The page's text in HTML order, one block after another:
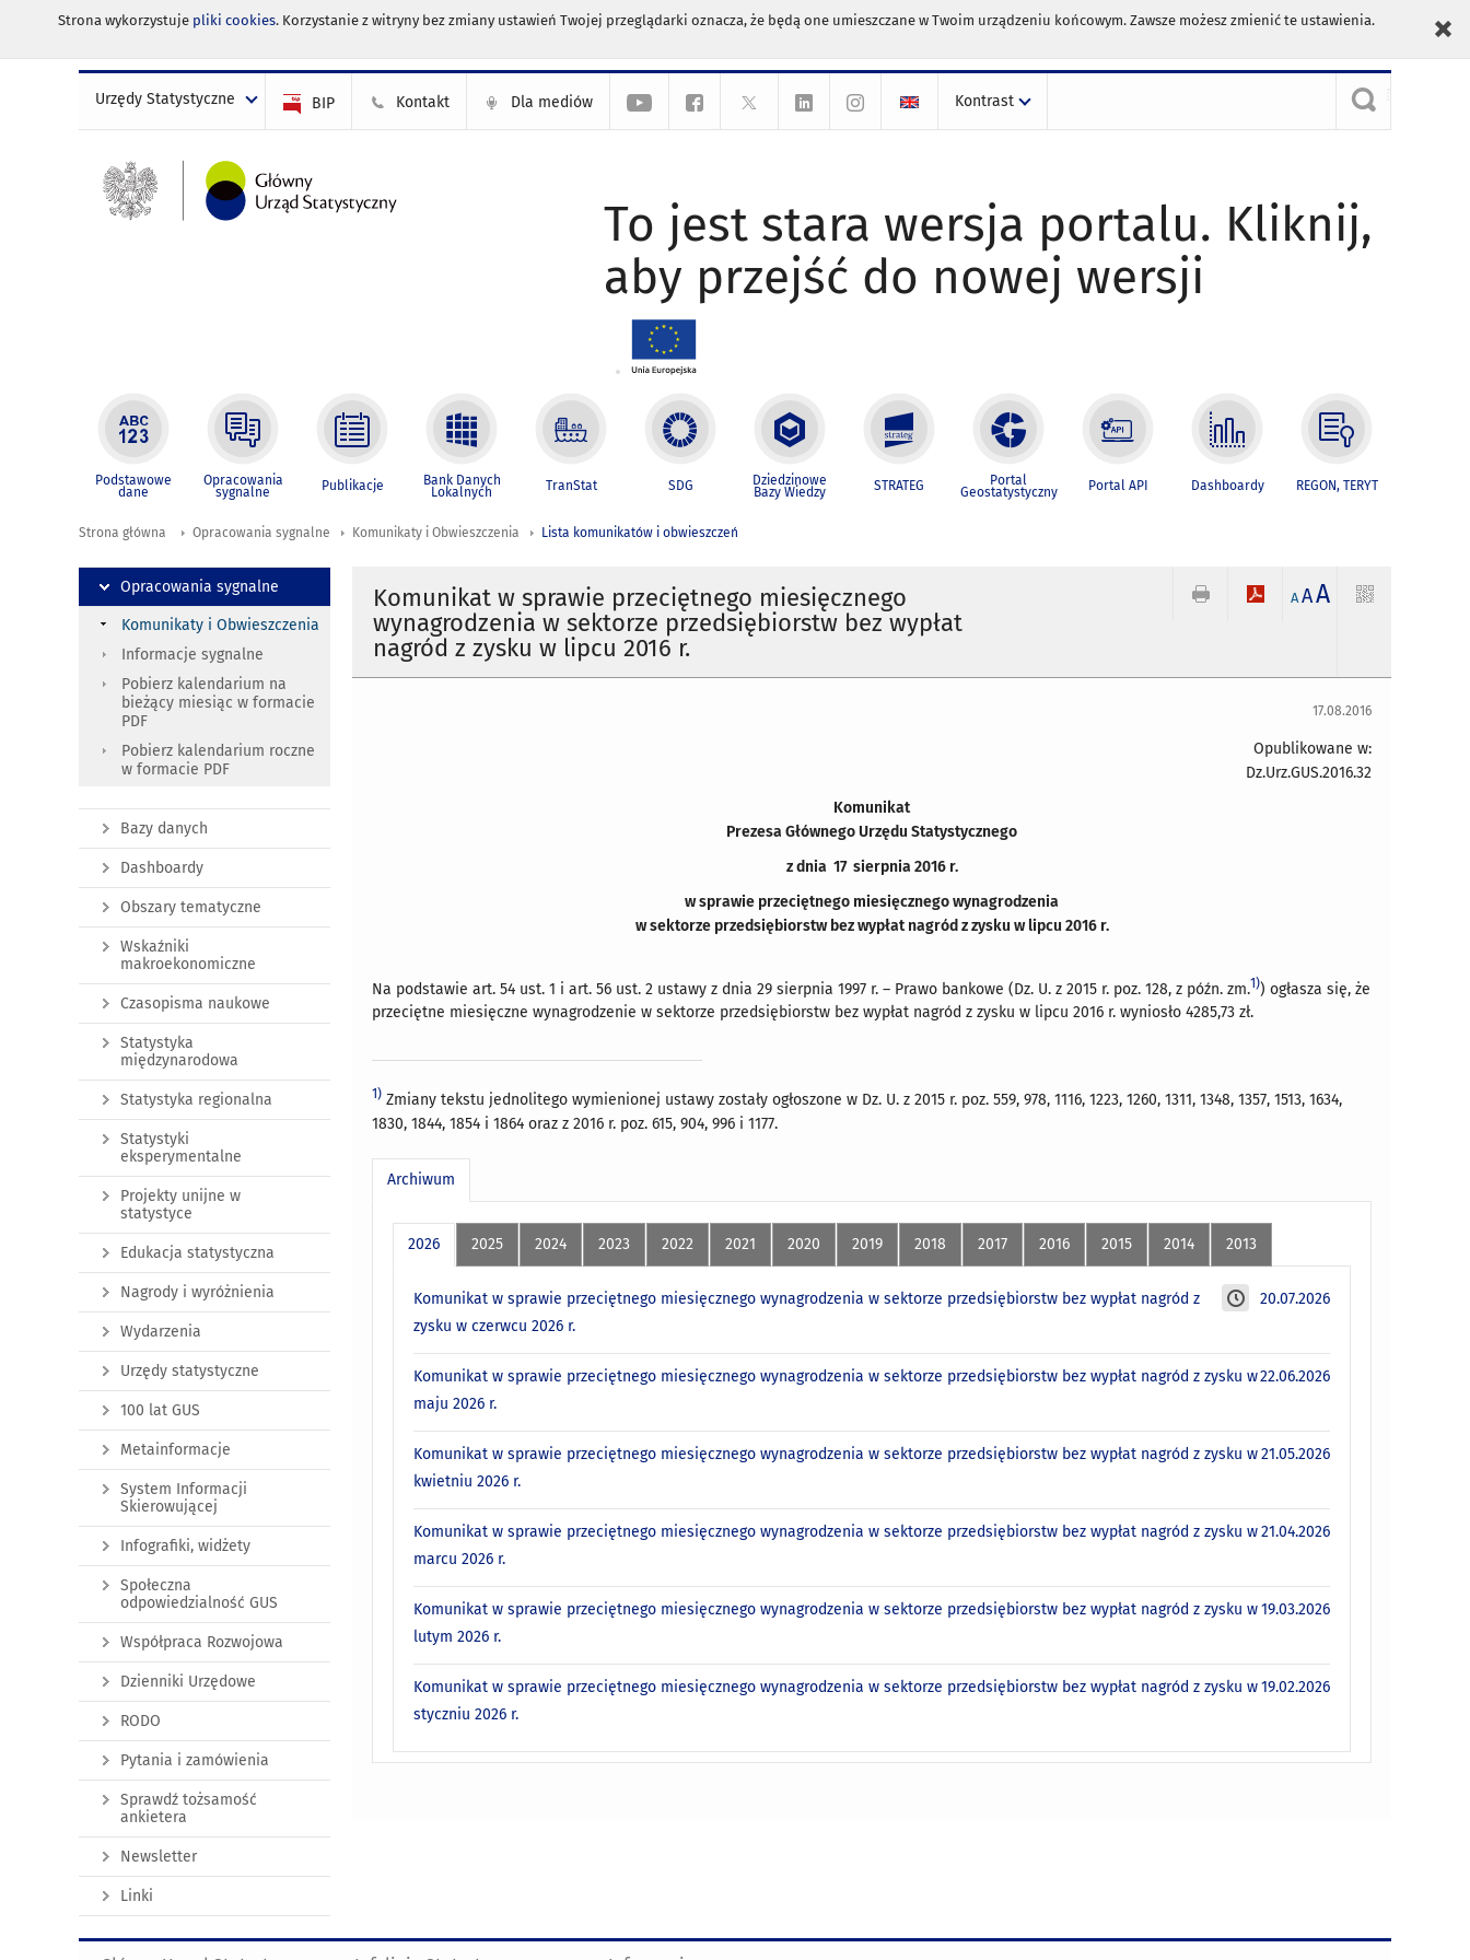
Strona wykorzystuje pliki cookies. Korzystanie z witryny bez zmiany ustawień Twojej przeglądarki oznacza, że będą one umieszczane w Twoim urządzeniu końcowym. Zawsze możesz zmienić te ustawienia.
Urzędy Statystyczne BIP Kontakt Dla mediów Kontrast
To jest stara wersja portalu. Kliknij,
aby przejść do nowej wersji
Podstawowe
dane
Opracowania
sygnalne Publikacje Bank Danych
Lokalnych TranStat SDG Dziedzinowe
Bazy Wiedzy STRATEG Portal
Geostatystyczny Portal API Dashboardy REGON, TERYT
Strona główna Opracowania sygnalne Komunikaty i Obwieszczenia Lista komunikatów i obwieszczeń
Komunikat w sprawie przeciętnego miesięcznego
wynagrodzenia w sektorze przedsiębiorstw bez wypłat
nagród z zysku w lipcu 2016 r.
A AA
17.08.2016
Opublikowane w:
Dz.Urz.GUS.2016.32
Komunikat
Prezesa Głównego Urzędu Statystycznego
z dnia 17 sierpnia 2016 r.
w sprawie przeciętnego miesięcznego wynagrodzenia
w sektorze przedsiębiorstw bez wypłat nagród z zysku w lipcu 2016 r.
Na podstawie art. 54 ust. 1 i art. 56 ust. 2 ustawy z dnia 29 sierpnia 1997 r. – Prawo bankowe (Dz. U. z 2015 r. poz. 128, z późn. zm.1)) ogłasza się, że
przeciętne miesięczne wynagrodzenie w sektorze przedsiębiorstw bez wypłat nagród z zysku w lipcu 2016 r. wyniosło 4285,73 zł.
1) Zmiany tekstu jednolitego wymienionej ustawy zostały ogłoszone w Dz. U. z 2015 r. poz. 559, 978, 1116, 1223, 1260, 1311, 1348, 1357, 1513, 1634,
1830, 1844, 1854 i 1864 oraz z 2016 r. poz. 615, 904, 996 i 1177.
Archiwum
2026 2025 2024 2023 2022 2021 2020 2019 2018 2017 2016 2015 2014 2013
20.07.2026
Komunikat w sprawie przeciętnego miesięcznego wynagrodzenia w sektorze przedsiębiorstw bez wypłat nagród z
zysku w czerwcu 2026 r.
22.06.2026
Komunikat w sprawie przeciętnego miesięcznego wynagrodzenia w sektorze przedsiębiorstw bez wypłat nagród z zysku w
maju 2026 r.
21.05.2026
Komunikat w sprawie przeciętnego miesięcznego wynagrodzenia w sektorze przedsiębiorstw bez wypłat nagród z zysku w
kwietniu 2026 r.
21.04.2026
Komunikat w sprawie przeciętnego miesięcznego wynagrodzenia w sektorze przedsiębiorstw bez wypłat nagród z zysku w
marcu 2026 r.
19.03.2026
Komunikat w sprawie przeciętnego miesięcznego wynagrodzenia w sektorze przedsiębiorstw bez wypłat nagród z zysku w
lutym 2026 r.
19.02.2026
Komunikat w sprawie przeciętnego miesięcznego wynagrodzenia w sektorze przedsiębiorstw bez wypłat nagród z zysku w
styczniu 2026 r.
Opracowania sygnalne
Komunikaty i Obwieszczenia
Informacje sygnalne
Pobierz kalendarium na
bieżący miesiąc w formacie
PDF
Pobierz kalendarium roczne
w formacie PDF
Bazy danych
Dashboardy
Obszary tematyczne
Wskaźniki
makroekonomiczne
Czasopisma naukowe
Statystyka
międzynarodowa
Statystyka regionalna
Statystyki
eksperymentalne
Projekty unijne w
statystyce
Edukacja statystyczna
Nagrody i wyróżnienia
Wydarzenia
Urzędy statystyczne
100 lat GUS
Metainformacje
System Informacji
Skierowującej
Infografiki, widżety
Społeczna
odpowiedzialność GUS
Współpraca Rozwojowa
Dzienniki Urzędowe
RODO
Pytania i zamówienia
Sprawdź tożsamość
ankietera
Newsletter
Linki